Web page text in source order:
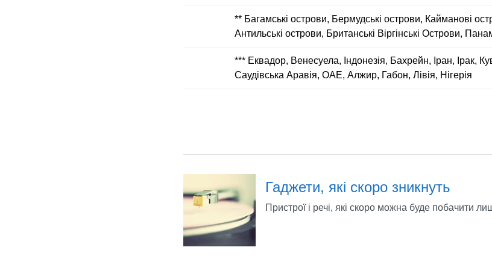
** Багамські острови, Бермудські острови, Кайманові
Антильські острови, Британські Віргінські Острови,
*** Еквадор, Венесуела, Індонезія, Бахрейн, Іран, Ірак,
Саудівська Аравія, ОАЕ, Алжир, Габон, Лівія, Нігерія
Гаджети, які скоро зникнуть
Пристрої і речі, які скоро можна буде побачити